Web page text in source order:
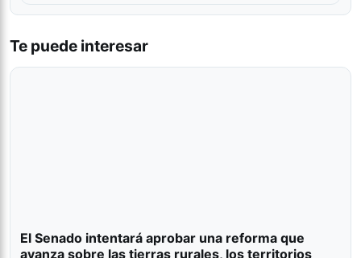
Te puede interesar
El Senado intentará aprobar una reforma que
avanza sobre las tierras rurales, los territorios